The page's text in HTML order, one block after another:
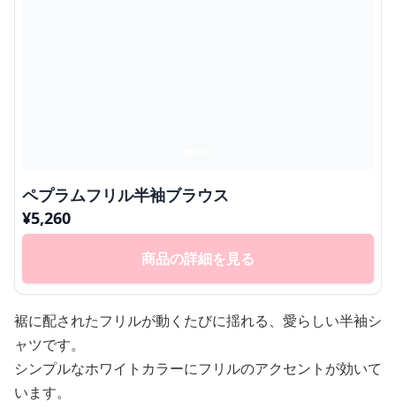
ペプラムフリル半袖ブラウス
¥5,260
商品の詳細を見る
裾に配されたフリルが動くたびに揺れる、愛らしい半袖シ
ャツです。
シンプルなホワイトカラーにフリルのアクセントが効いて
います。